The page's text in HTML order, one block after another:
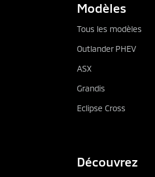
Modèles
Tous les modèles
Outlander PHEV
ASX
Grandis
Eclipse Cross
Découvrez